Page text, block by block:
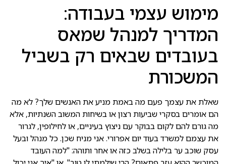
מימוש עצמי בעבודה:
המדריך למנהל שמאס
בעובדים שבאים רק בשביל
המשכורת
שאלת את עצמך פעם מה באמת מניע את האנשים שלך? לא מה
הם אומרים בסקרי שביעות רצון או בשיחות המשוב השנתיות, אלא
מה גורם להם לקום בבוקר עם ניצוץ בעיניים, או לחילופין, לגרור
את עצמם למשרד בעוד יום אפרורי. אני מניח שכן. כל מנהל ובעל
עסק שוכב ער בלילה בשלב כזה או אחר ותוהה: "למה העובד